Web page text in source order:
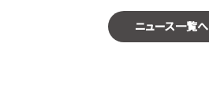
ニュース一覧へ